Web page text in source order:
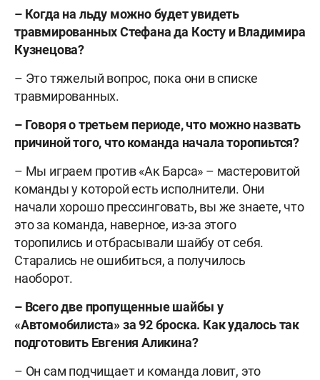
– Когда на льду можно будет увидеть
травмированных Стефана да Косту и Владимира
Кузнецова?
– Это тяжелый вопрос, пока они в списке
травмированных.
– Говоря о третьем периоде, что можно назвать
причиной того, что команда начала торопиьтся?
– Мы играем против «Ак Барса» – мастеровитой
команды у которой есть исполнители. Они
начали хорошо прессинговать, вы же знаете, что
это за команда, наверное, из-за этого
торопились и отбрасывали шайбу от себя.
Старались не ошибиться, а получилось
наоборот.
– Всего две пропущенные шайбы у
«Автомобилиста» за 92 броска. Как удалось так
подготовить Евгения Аликина?
– Он сам подчищает и команда ловит, это